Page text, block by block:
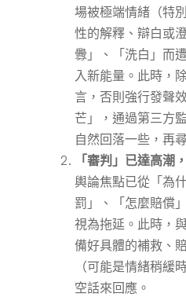
場被極端情緒（特
性的解釋、辯白或
釁」、「洗白」而
入新能量。此時，
言，否則強行發聲
芒」，通過第三方
自然回落一些，再
「審判」已達高潮
輿論焦點已從「為
罰」、「怎麼賠償
視為拖延。此時，
備好具體的補救、
（可能是情緒稍緩
空話來回應。